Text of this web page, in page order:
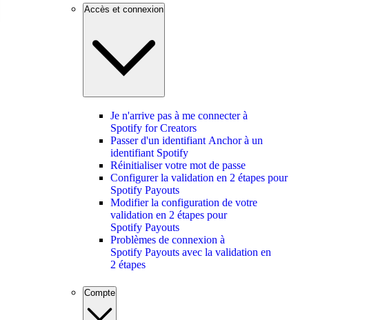
Accès et connexion
Je n'arrive pas à me connecter à
Spotify for Creators
Passer d'un identifiant Anchor à un
identifiant Spotify
Réinitialiser votre mot de passe
Configurer la validation en 2 étapes pour
Spotify Payouts
Modifier la configuration de votre
validation en 2 étapes pour
Spotify Payouts
Problèmes de connexion à
Spotify Payouts avec la validation en
2 étapes
Compte